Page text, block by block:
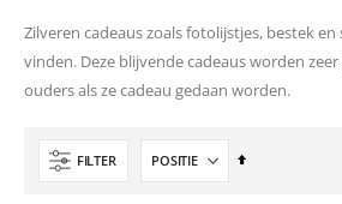
Zilveren cadeaus zoals fotolijstjes, bestek
vinden. Deze blijvende cadeaus worden
ouders als ze cadeau gedaan worden.
FILTER
Van